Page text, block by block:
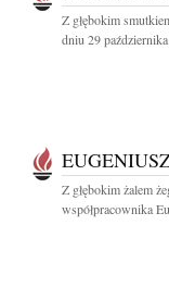
Z głębokim
dniu 29
Z głębokim żalem
współpracownika